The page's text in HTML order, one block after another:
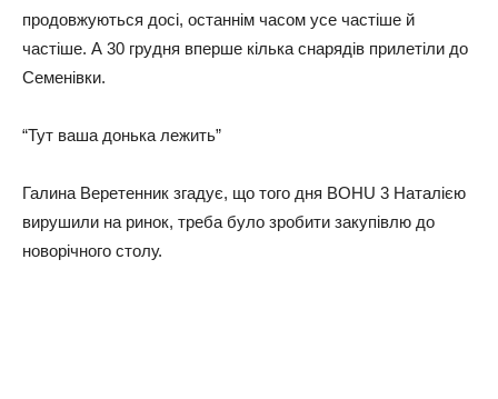
продовжуються досі, останнім часом усе частіше й
частіше. А 30 грудня вперше кілька снарядів прилетіли до
Семенівки.
“Тут ваша донька лежить”
Галина Веретенник згадує, що того дня BOHU 3 Наталією
вирушили на ринок, треба було зробити закупівлю до
новорічного столу.